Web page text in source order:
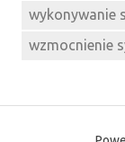
wykonywanie
wzmocnienie